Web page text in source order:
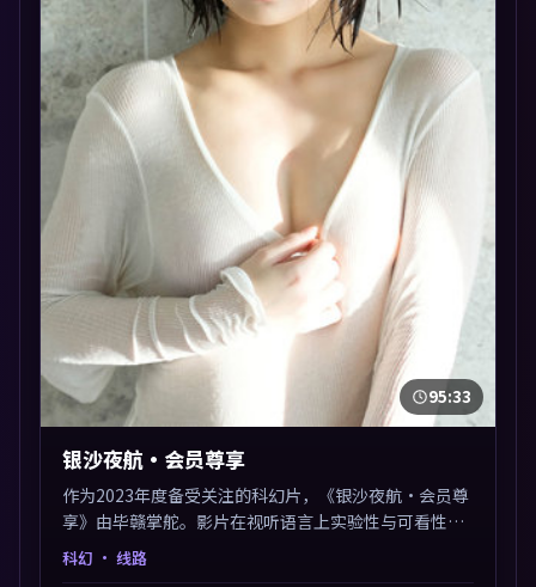
95:33
银沙夜航·会员尊享
作为2023年度备受关注的科幻片，《银沙夜航·会员尊
享》由毕赣掌舵。影片在视听语言上实验性与可看性兼
顾，人物关系错综复杂，后劲十足。美术与服化还原年
代质感，细节经得起暂停回看。
科幻 · 线路